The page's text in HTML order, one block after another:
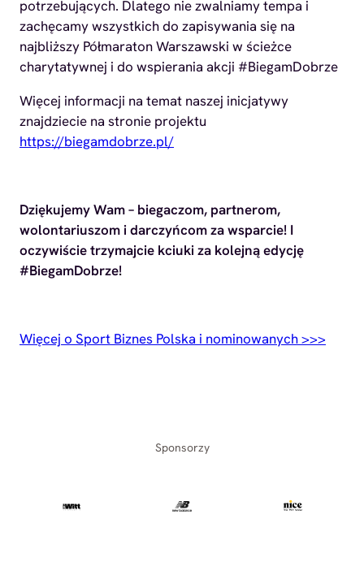
potrzebujących. Dlatego nie zwalniamy tempa i
zachęcamy wszystkich do zapisywania się na
najbliższy Półmaraton Warszawski w ścieżce
charytatywnej i do wspierania akcji #BiegamDobrze
Więcej informacji na temat naszej inicjatywy
znajdziecie na stronie projektu
https://biegamdobrze.pl/
Dziękujemy Wam – biegaczom, partnerom,
wolontariuszom i darczyńcom za wsparcie! I
oczywiście trzymajcie kciuki za kolejną edycję
#BiegamDobrze!
Więcej o Sport Biznes Polska i nominowanych >>>
Sponsorzy